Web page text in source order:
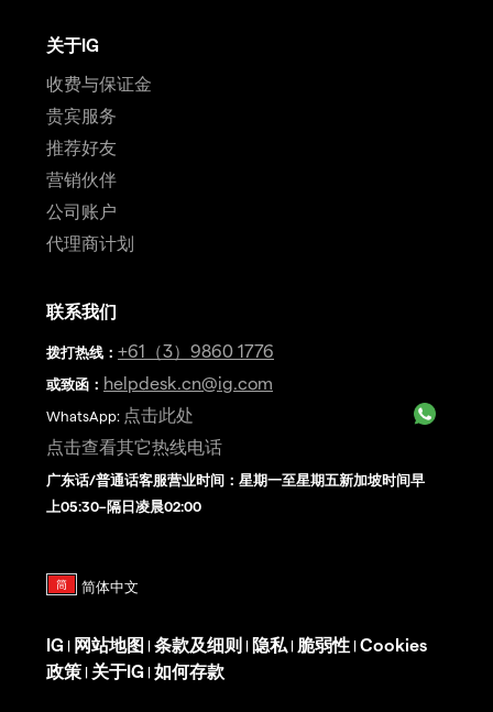
关于IG
收费与保证金
贵宾服务
推荐好友
营销伙伴
公司账户
代理商计划
联系我们
拨打热线 ： +61（3）9860 1776
或致函： helpdesk.cn@ig.com
WhatsApp: 点击此处
点击查看其它热线电话
广东话/普通话客服营业时间：星期一至星期五新加坡时间早
上05:30–隔日凌晨02:00
IG | 网站地图 | 条款及细则 | 隐私 | 脆弱性 | Cookies
政策 | 关于IG | 如何存款